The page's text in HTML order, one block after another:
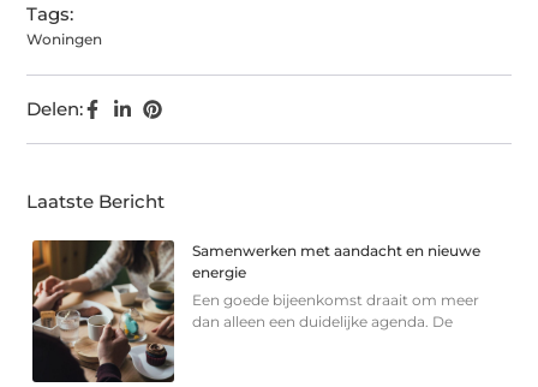
Tags:
Woningen
Delen:
Laatste Bericht
Samenwerken met aandacht en nieuwe
energie
Een goede bijeenkomst draait om meer
dan alleen een duidelijke agenda. De